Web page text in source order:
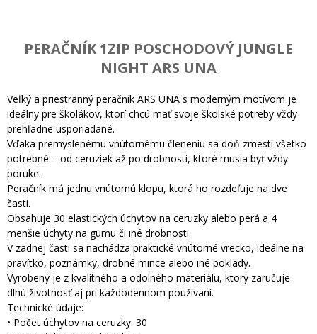
PERAČNÍK 1ZIP POSCHODOVÝ JUNGLE
NIGHT ARS UNA
Veľký a priestranný peračník ARS UNA s moderným motívom je
ideálny pre školákov, ktorí chcú mať svoje školské potreby vždy
prehľadne usporiadané.
Vďaka premyslenému vnútornému členeniu sa doň zmestí všetko
potrebné – od ceruziek až po drobnosti, ktoré musia byť vždy
poruke.
Peračník má jednu vnútornú klopu, ktorá ho rozdeľuje na dve
časti.
Obsahuje 30 elastických úchytov na ceruzky alebo perá a 4
menšie úchyty na gumu či iné drobnosti.
V zadnej časti sa nachádza praktické vnútorné vrecko, ideálne na
pravítko, poznámky, drobné mince alebo iné poklady.
Vyrobený je z kvalitného a odolného materiálu, ktorý zaručuje
dlhú životnosť aj pri každodennom používaní.
Technické údaje:
• Počet úchytov na ceruzky: 30